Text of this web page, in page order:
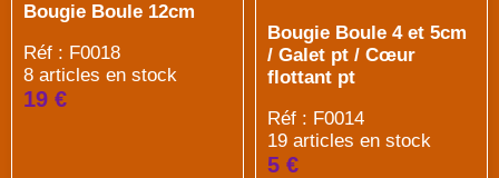
Bougie Boule 12cm
Réf : F0018
8 articles en stock
19 €
Bougie Boule 4 et 5cm
/ Galet pt / Cœur
flottant pt
Réf : F0014
19 articles en stock
5 €